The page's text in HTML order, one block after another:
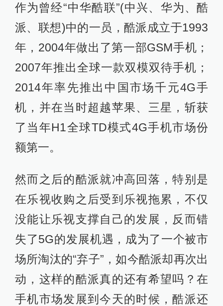
作为曾经“中华酷联”(中兴、华为、酷
派、联想)中的一员，酷派成立于1993
年，2004年做出了第一部GSM手机；
2007年推出全球一款双模双待手机；
2014年率先推出中国市场千元4G手
机，并在当时超越苹果、三星，斩获
了当年H1全球TD模式4G手机市场份
额第一。
然而之后的酷派就冲高回落，特别是
在乐视收购之后受到乐视拖累，不仅
没能让乐视支撑自己的发展，反而错
失了5G的发展机遇，成为了一个被市
场所淘汰的“弃子”，如今酷派却再次出
动，这样的酷派真的还有希望吗？在
手机市场发展到今天的时候，酷派还